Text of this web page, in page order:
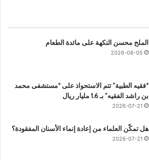
الملح محسن النكهة على مائدة الطعام
2026-08-05
“فقيه الطبية” تتم الاستحواذ على “مستشفى محمد
بن راشد الفقيه” بـ 1.6 مليار ريال
2026-07-21
هل تمكّن العلماء من إعادة إنماء الأسنان المفقودة؟
2026-07-21